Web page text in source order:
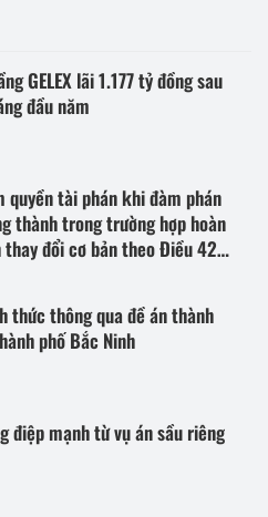
GELEX lãi 1.177 tỷ đồng sau
đầu năm
quyền tài phán khi đàm phán
thành trong trường hợp hoàn
thay đổi cơ bản theo Điều 420
thức thông qua đề án thành
phố Bắc Ninh
điệp mạnh từ vụ án sầu riêng